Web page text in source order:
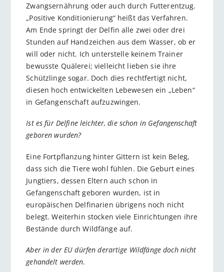
Zwangsernährung oder auch durch Futterentzug.
„Positive Konditionierung“ heißt das Verfahren.
Am Ende springt der Delfin alle zwei oder drei
Stunden auf Handzeichen aus dem Wasser, ob er
will oder nicht. Ich unterstelle keinem Trainer
bewusste Quälerei; vielleicht lieben sie ihre
Schützlinge sogar. Doch dies rechtfertigt nicht,
diesen hoch entwickelten Lebewesen ein „Leben“
in Gefangenschaft aufzuzwingen.
Ist es für Delfine leichter, die schon in Gefangenschaft
geboren wurden?
Eine Fortpflanzung hinter Gittern ist kein Beleg,
dass sich die Tiere wohl fühlen. Die Geburt eines
Jungtiers, dessen Eltern auch schon in
Gefangenschaft geboren wurden, ist in
europäischen Delfinarien übrigens noch nicht
belegt. Weiterhin stocken viele Einrichtungen ihre
Bestände durch Wildfänge auf.
Aber in der EU dürfen derartige Wildfänge doch nicht
gehandelt werden.